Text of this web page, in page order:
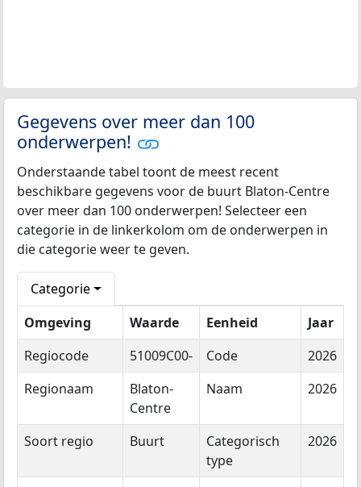
Gegevens over meer dan 100
onderwerpen!
Onderstaande tabel toont de meest recent
beschikbare gegevens voor de buurt Blaton-Centre
over meer dan 100 onderwerpen! Selecteer een
categorie in de linkerkolom om de onderwerpen in
die categorie weer te geven.
Categorie
Omgeving
Waarde Eenheid
Jaar
Regiocode
51009C00- Code
2026
Regionaam
Blaton-
Centre
Naam 2026
Soort regio Buurt
Categorisch
type
2026